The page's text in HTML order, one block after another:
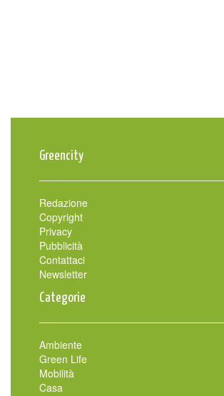
Greencity
Redazione
Copyright
Privacy
Pubblicità
Contattaci
Newsletter
Categorie
Ambiente
Green Life
Mobilità
Casa